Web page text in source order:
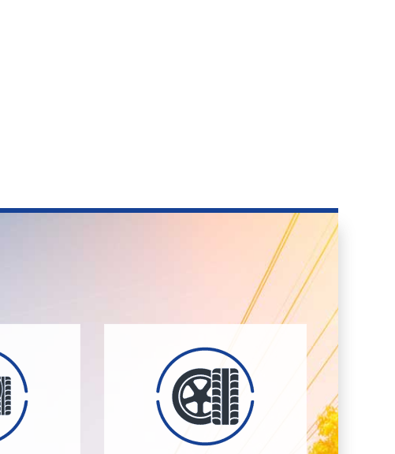
können
erst an
Gummi Berger
Reifeneinlagerung – das 5-
Sterne-Hotel für Ihre Reifen
und Räder.